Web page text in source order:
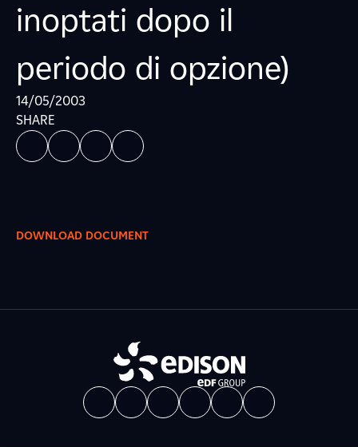
inoptati dopo il
periodo di opzione)
14/05/2003
SHARE
DOWNLOAD DOCUMENT